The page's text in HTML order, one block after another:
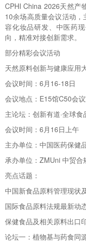
CPHI China 2026天然产
10余场高质量会议活动
容化妆品研发、中医药
向，精准对接创新需求。
部分精彩会议活动
天然原料创新与健康应用
会议时间：6月16-18日
会议地点：E15馆C50会
主论坛：创新有道·全球
会议时间：6月16日上午
主办单位：中国医药保健
承办单位：ZMUni 中贸合
亮点话题：
中国新食品原料管理现状
国际食品原料法规最新动
保健食品及相关原料出口
论坛一：植物基与药食同